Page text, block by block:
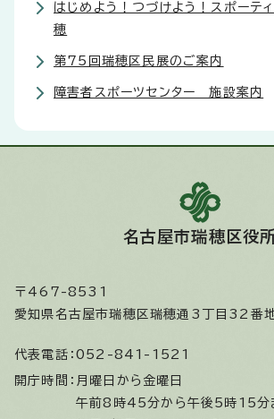
はじめよう！つづけよう！スポーテ
穂
第75回瑞穂区民展のご案内
障害者スポーツセンター 施設案内
名古屋市瑞穂区役
〒467-8531
愛知県名古屋市瑞穂区瑞穂通3丁目32番
代表電話： 052-841-1521
開庁時間： 月曜日から金曜日
午前8時45分から午後5時15分